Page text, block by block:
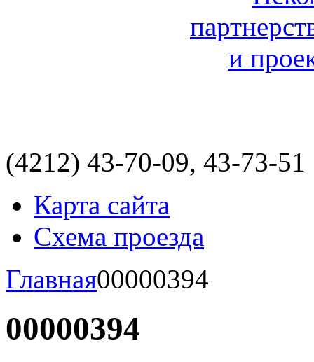
(4212) 43-70-09, 43-73-51
Карта сайта
Схема проезда
Главная00000394
00000394